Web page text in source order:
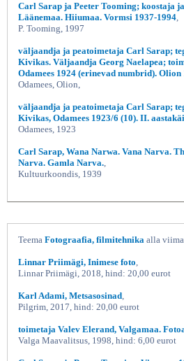
Carl Sarap ja Peeter Tooming; koostaja
Läänemaa. Hiiumaa. Vormsi 1937-1994,
P. Tooming, 1997
väljaandja ja peatoimetaja Carl Sarap;
Kivikas. Väljaandja Georg Naelapea;
Odamees 1924 (erinevad numbrid). Olion
Odamees, Olion,
väljaandja ja peatoimetaja Carl Sarap;
Kivikas, Odamees 1923/6 (10). II.
Odamees, 1923
Carl Sarap, Wana Narwa. Vana Narva.
Narva. Gamla Narva.,
Kultuurkoondis, 1939
Teema Fotograafia, filmitehnika alla
Linnar Priimägi, Inimese foto,
Linnar Priimägi, 2018, hind: 20,00 eurot
Karl Adami, Metsasosinad,
Pilgrim, 2017, hind: 20,00 eurot
toimetaja Valev Elerand, Valgamaa.
Valga Maavalitsus, 1998, hind: 6,00 eurot